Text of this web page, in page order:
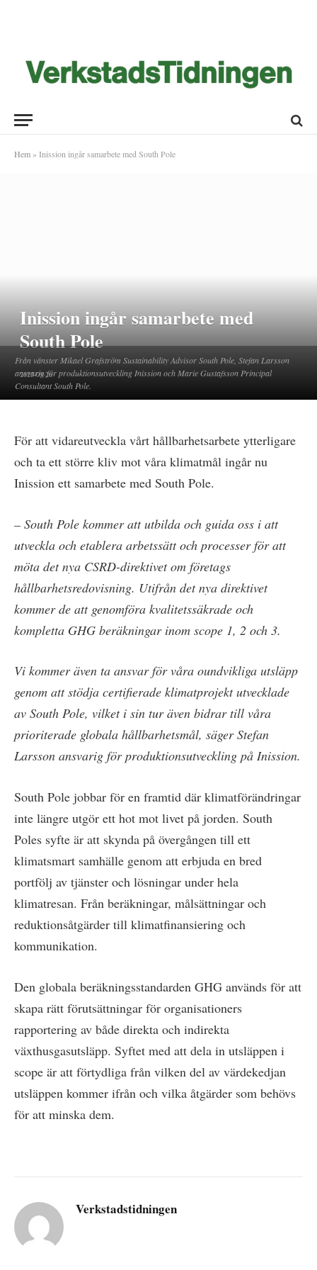
Hem » Inission ingår samarbete med South Pole
Från vänster Mikael Grafström Sustainability Advisor South Pole, Stefan Larsson
ansvarig för produktionsutveckling Inission och Marie Gustafsson Principal
Consultant South Pole.
Inission ingår samarbete med
South Pole
2023-09-26
För att vidareutveckla vårt hållbarhetsarbete ytterligare
och ta ett större kliv mot våra klimatmål ingår nu
Inission ett samarbete med South Pole.
– South Pole kommer att utbilda och guida oss i att
utveckla och etablera arbetssätt och processer för att
möta det nya CSRD-direktivet om företags
hållbarhetsredovisning. Utifrån det nya direktivet
kommer de att genomföra kvalitetssäkrade och
kompletta GHG beräkningar inom scope 1, 2 och 3.
Vi kommer även ta ansvar för våra oundvikliga utsläpp
genom att stödja certifierade klimatprojekt utvecklade
av South Pole, vilket i sin tur även bidrar till våra
prioriterade globala hållbarhetsmål, säger Stefan
Larsson ansvarig för produktionsutveckling på Inission.
South Pole jobbar för en framtid där klimatförändringar
inte längre utgör ett hot mot livet på jorden. South
Poles syfte är att skynda på övergången till ett
klimatsmart samhälle genom att erbjuda en bred
portfölj av tjänster och lösningar under hela
klimatresan. Från beräkningar, målsättningar och
reduktionsåtgärder till klimatfinansiering och
kommunikation.
Den globala beräkningsstandarden GHG används för att
skapa rätt förutsättningar för organisationers
rapportering av både direkta och indirekta
växthusgasutsläpp. Syftet med att dela in utsläppen i
scope är att förtydliga från vilken del av värdekedjan
utsläppen kommer ifrån och vilka åtgärder som behövs
för att minska dem.
Verkstadstidningen